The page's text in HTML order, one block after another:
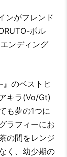
ンがフレンド
ボル
ンディング
のベストヒ
キラ(Vo/Gt)
も夢の1つに
ラフィーにお
の間をレンジ
く、幼少期の